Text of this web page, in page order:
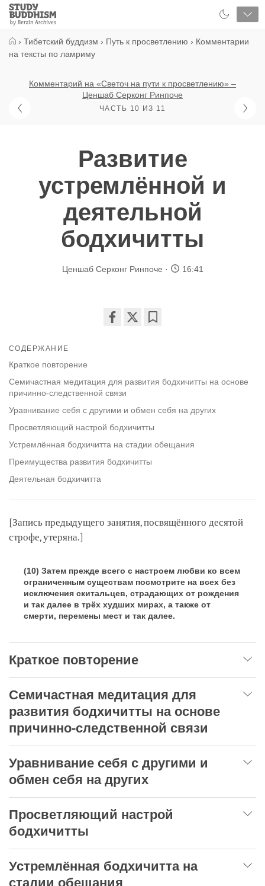
Close
Study
Buddhism
› Тибетский буддизм › Путь к просветлению › Комментарии
на тексты по ламриму
Комментарий на «Светоч на пути к просветлению» –
Ценшаб Серконг Ринпоче
ЧАСТЬ 10 ИЗ 11
Развитие
устремлённой и
деятельной
бодхичитты
Ценшаб Серконг Ринпоче 16:41
СОДЕРЖАНИЕ
Краткое повторение
Семичастная медитация для развития бодхичитты на основе
причинно-следственной связи
Уравнивание себя с другими и обмен себя на других
Просветляющий настрой бодхичитты
Устремлённая бодхичитта на стадии обещания
Преимущества развития бодхичитты
Деятельная бодхичитта
[Запись предыдущего занятия, посвящённого десятой
строфе, утеряна.]
(10) Затем прежде всего с настроем любви ко всем
ограниченным существам посмотрите на всех без
исключения скитальцев, страдающих от рождения
и так далее в трёх худших мирах, а также от
смерти, перемены мест и так далее.
Краткое повторение
Семичастная медитация для
развития бодхичитты на основе
причинно-следственной связи
Уравнивание себя с другими и
обмен себя на других
Просветляющий настрой
бодхичитты
Устремлённая бодхичитта на
стадии обещания